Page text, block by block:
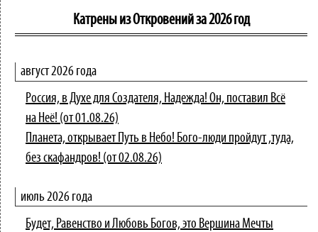
Катрены из Откровений за 2026 год
август 2026 года
Россия, в Духе для Создателя, Надежда! Он, поставил Всё
на Неё! (от 01.08.26)
Планета, открывает Путь в Небо! Бого-люди пройдут ,туда,
без скафандров! (от 02.08.26)
июль 2026 года
Будет, Равенство и Любовь Богов, это Вершина Мечты